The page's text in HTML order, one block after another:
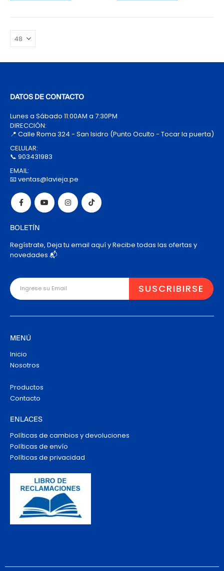
DATOS DE CONTACTO
Lunes a Sábado 11:00AM a 7:30PM
DIRECCIÓN:
📍 Calle Roma 324 - San Isidro (Punto Oculto - Tocar la puerta)
CELULAR:
📞 903431983
EMAIL:
📧 ventas@lavieja.pe
BOLETÍN
Regístrate, Deja tu email aquí y Recibe todas las ofertas y
novedades 📬
MENÚ
Inicio
Nosotros
Productos
Contacto
ENLACES
Políticas de cambios y devoluciones
Políticas de envío
Políticas de privacidad